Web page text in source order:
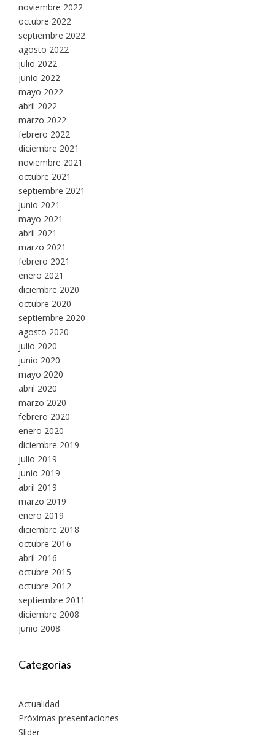
noviembre 2022
octubre 2022
septiembre 2022
agosto 2022
julio 2022
junio 2022
mayo 2022
abril 2022
marzo 2022
febrero 2022
diciembre 2021
noviembre 2021
octubre 2021
septiembre 2021
junio 2021
mayo 2021
abril 2021
marzo 2021
febrero 2021
enero 2021
diciembre 2020
octubre 2020
septiembre 2020
agosto 2020
julio 2020
junio 2020
mayo 2020
abril 2020
marzo 2020
febrero 2020
enero 2020
diciembre 2019
julio 2019
junio 2019
abril 2019
marzo 2019
enero 2019
diciembre 2018
octubre 2016
abril 2016
octubre 2015
octubre 2012
septiembre 2011
diciembre 2008
junio 2008
Categorías
Actualidad
Próximas presentaciones
Slider